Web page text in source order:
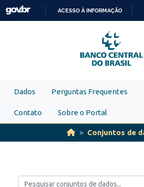
Skip to main content
PARA
O
CONTEÚDO
ACESSO À INFORMAÇÃO
Dados Perguntas Frequentes
Contato Sobre o Portal
Conjuntos de